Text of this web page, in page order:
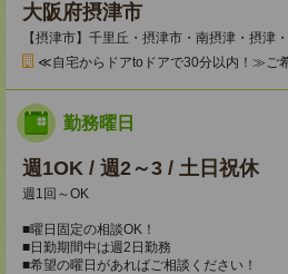
大阪府摂津市
【摂津市】千里丘・摂津市・南摂津・摂津
≪自宅からドアtoドアで30分以内！≫ご
勤務曜日
週1OK / 週2～3 / 土日祝休
週1回～OK
■曜日固定の相談OK！
■日勤期間中は週2日勤務
■希望の曜日があればご相談ください！